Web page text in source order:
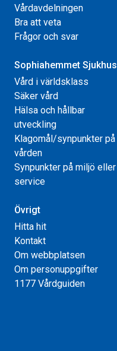
Vårdavdelningen
Bra att veta
Frågor och svar
Sophiahemmet Sjukhus
Vård i världsklass
Säker vård
Hälsa och hållbar
utveckling
Klagomål/synpunkter på
vården
Synpunkter på miljö eller
service
Övrigt
Hitta hit
Kontakt
Om webbplatsen
Om personuppgifter
1177 Vårdguiden